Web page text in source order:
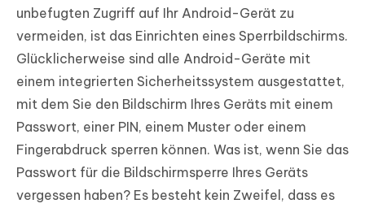
unbefugten Zugriff auf Ihr Android-Gerät zu
vermeiden, ist das Einrichten eines Sperrbildschirms.
Glücklicherweise sind alle Android-Geräte mit
einem integrierten Sicherheitssystem ausgestattet,
mit dem Sie den Bildschirm Ihres Geräts mit einem
Passwort, einer PIN, einem Muster oder einem
Fingerabdruck sperren können. Was ist, wenn Sie das
Passwort für die Bildschirmsperre Ihres Geräts
vergessen haben? Es besteht kein Zweifel, dass es